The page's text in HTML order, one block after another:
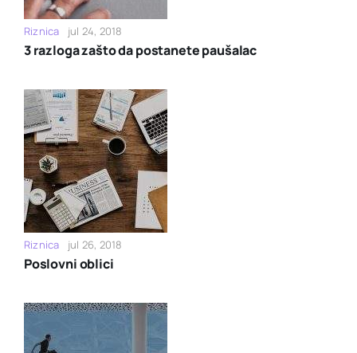
Riznica jul 24, 2018
3 razloga zašto da postanete paušalac
Riznica jul 26, 2018
Poslovni oblici